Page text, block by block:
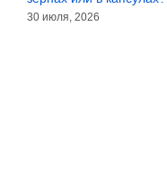
30 июля, 2026